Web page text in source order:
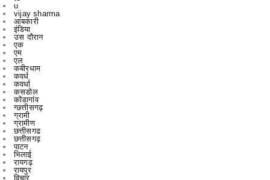
उस दौरान
एक
एम
एल
कबीरधाम
कवर्ध
कवर्धा
कसडोल
कोंडागांव
ग्छत्तीसगढ़
ग्रामी
ग्रामीण
छत्तीसगढ
छत्तीसगढ़
पाटन
भिलाई
रायगढ़
रायपुर
विचार
विचार मंथन
विचारमंथन
शहर
शहरChhattisgarrh